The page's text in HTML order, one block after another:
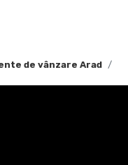
de vânzare Arad
finisat modern,